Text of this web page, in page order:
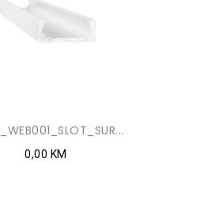
0,00 KM